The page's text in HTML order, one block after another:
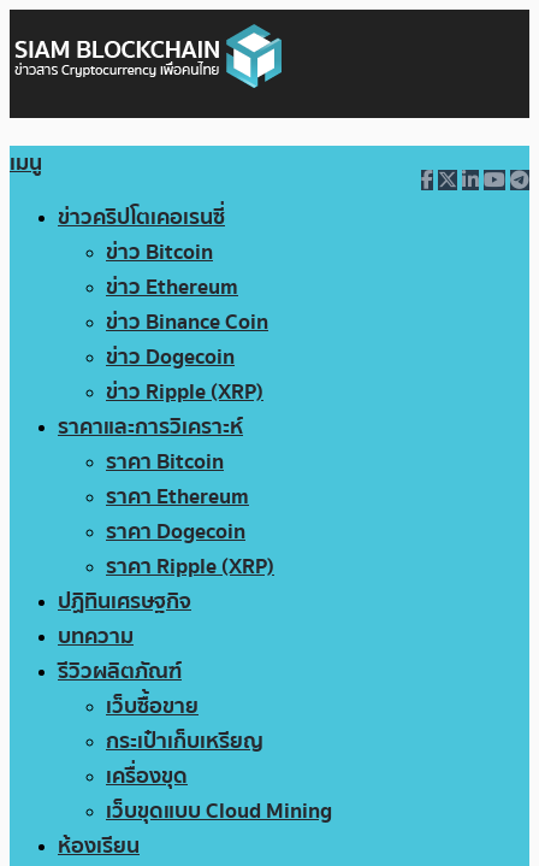
เมนู
ข่าวคริปโตเคอเรนซี่
ข่าว Bitcoin
ข่าว Ethereum
ข่าว Binance Coin
ข่าว Dogecoin
ข่าว Ripple (XRP)
ราคาและการวิเคราะห์
ราคา Bitcoin
ราคา Ethereum
ราคา Dogecoin
ราคา Ripple (XRP)
ปฏิทินเศรษฐกิจ
บทความ
รีวิวผลิตภัณฑ์
เว็บซื้อขาย
กระเป๋าเก็บเหรียญ
เครื่องขุด
เว็บขุดแบบ Cloud Mining
ห้องเรียน